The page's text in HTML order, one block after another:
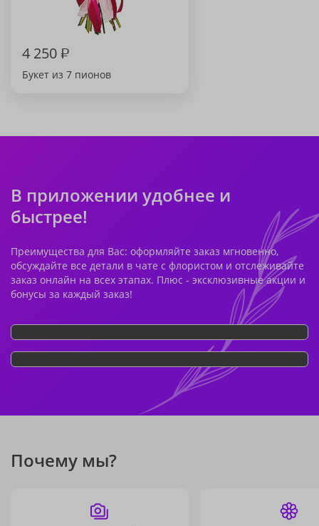
4 250₽
Букет из 7 пионов
В приложении удобнее и
быстрее!
Преимущества для Вас: оформляйте заказ мгновенно,
обсуждайте все детали в чате с флористом и отслеживайте
заказ онлайн на всех этапах. Плюс - эксклюзивные акции и
бонусы за каждый заказ!
Почему мы?